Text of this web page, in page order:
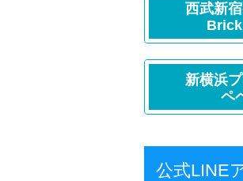
西武新
新横浜
ペ
公式LINE